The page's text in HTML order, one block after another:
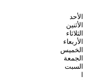
الأحد
الأثنين
الثلاثاء
الأربعاء
الخميس
الجمعة
السبت
ا